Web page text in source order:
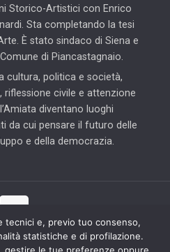
Storico-Artistici con Enrico
Sta completando la tesi
È stato sindaco di Siena e
di Piancastagnaio.
cultura, politica e società,
riflessione civile e attenzione
diventano luoghi
da cui pensare il futuro delle
e della democrazia.
| Tutti i diritti riservati | Partner
tecnici e, previo tuo consenso,
statistiche e di profilazione.